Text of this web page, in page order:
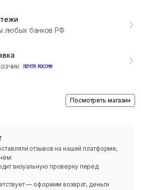
любых банков РФ
Посмотреть магазин
отзывов на нашей платформе,
визуальную проверку перед
— оформим возврат, деньги